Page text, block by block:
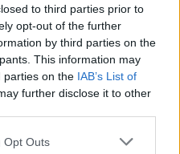
to third parties prior to
opt-out of the further
by third parties on the
This information may
parties on the IAB’s List of
further disclose it to other
Opt Outs
νικά το φόβο
Λίλιαν Βιλδιρίδη